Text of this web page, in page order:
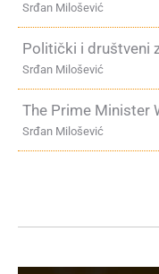
Srđan Milošević
Politički i društveni
Srđan Milošević
The Prime Minister
Srđan Milošević